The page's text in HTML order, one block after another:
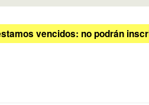
vencidos: no podrán